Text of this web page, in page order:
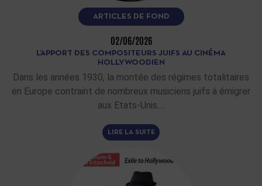
ARTICLES DE FOND
02/06/2026
L’APPORT DES COMPOSITEURS JUIFS AU CINÉMA
HOLLYWOODIEN
Dans les années 1930, la montée des régimes totalitaires
en Europe contraint de nombreux musiciens juifs à émigrer
aux Etats-Unis.…
LIRE LA SUITE